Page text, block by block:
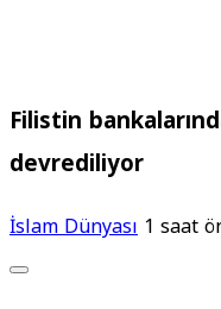
Filistin
devrediliyor
İslam Dünyası 1 saat